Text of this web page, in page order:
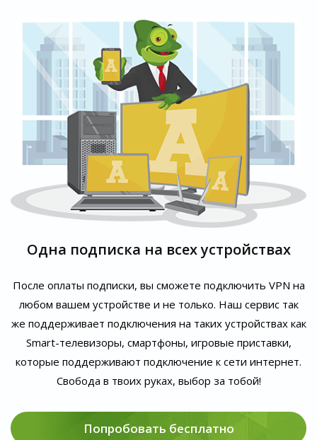
Одна подписка на всех устройствах
После оплаты подписки, вы сможете подключить VPN на
любом вашем устройстве и не только. Наш сервис так
же поддерживает подключения на таких устройствах как
Smart-телевизоры, смартфоны, игровые приставки,
которые поддерживают подключение к сети интернет.
Свобода в твоих руках, выбор за тобой!
Попробовать бесплатно